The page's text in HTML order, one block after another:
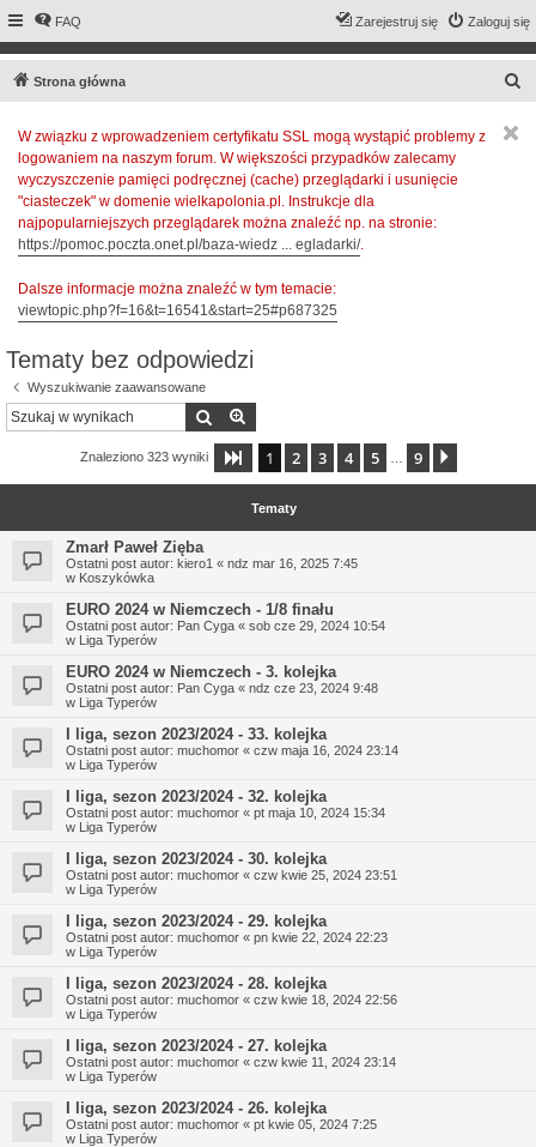
FAQ Zaloguj się
Zarejestruj się
Strona główna
W związku z wprowadzeniem certyfikatu SSL mogą wystąpić problemy z
logowaniem na naszym forum. W większości przypadków zalecamy
wyczyszczenie pamięci podręcznej (cache) przeglądarki i usunięcie
"ciasteczek" w domenie wielkapolonia.pl. Instrukcje dla
najpopularniejszych przeglądarek można znaleźć np. na stronie:
https://pomoc.poczta.onet.pl/baza-wiedz ... egladarki/.
Dalsze informacje można znaleźć w tym temacie:
viewtopic.php?f=16&t=16541&start=25#p687325
Tematy bez odpowiedzi
Wyszukiwanie zaawansowane
Szukaj
Znaleziono 323 wyniki Strona1 z9
1 2 3 4 5 9
Tematy
Zmarł Paweł Zięba
Ostatni post autor: kiero1 « ndz mar 16, 2025 7:45
w Koszykówka
EURO 2024 w Niemczech - 1/8 finału
Ostatni post autor: Pan Cyga « sob cze 29, 2024 10:54
w Liga Typerów
EURO 2024 w Niemczech - 3. kolejka
Ostatni post autor: Pan Cyga « ndz cze 23, 2024 9:48
w Liga Typerów
I liga, sezon 2023/2024 - 33. kolejka
Ostatni post autor: muchomor « czw maja 16, 2024 23:14
w Liga Typerów
I liga, sezon 2023/2024 - 32. kolejka
Ostatni post autor: muchomor « pt maja 10, 2024 15:34
w Liga Typerów
I liga, sezon 2023/2024 - 30. kolejka
Ostatni post autor: muchomor « czw kwie 25, 2024 23:51
w Liga Typerów
I liga, sezon 2023/2024 - 29. kolejka
Ostatni post autor: muchomor « pn kwie 22, 2024 22:23
w Liga Typerów
I liga, sezon 2023/2024 - 28. kolejka
Ostatni post autor: muchomor « czw kwie 18, 2024 22:56
w Liga Typerów
I liga, sezon 2023/2024 - 27. kolejka
Ostatni post autor: muchomor « czw kwie 11, 2024 23:14
w Liga Typerów
I liga, sezon 2023/2024 - 26. kolejka
Ostatni post autor: muchomor « pt kwie 05, 2024 7:25
w Liga Typerów